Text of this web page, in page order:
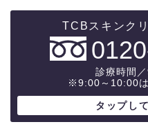
診療時間
※9:00～10:00は